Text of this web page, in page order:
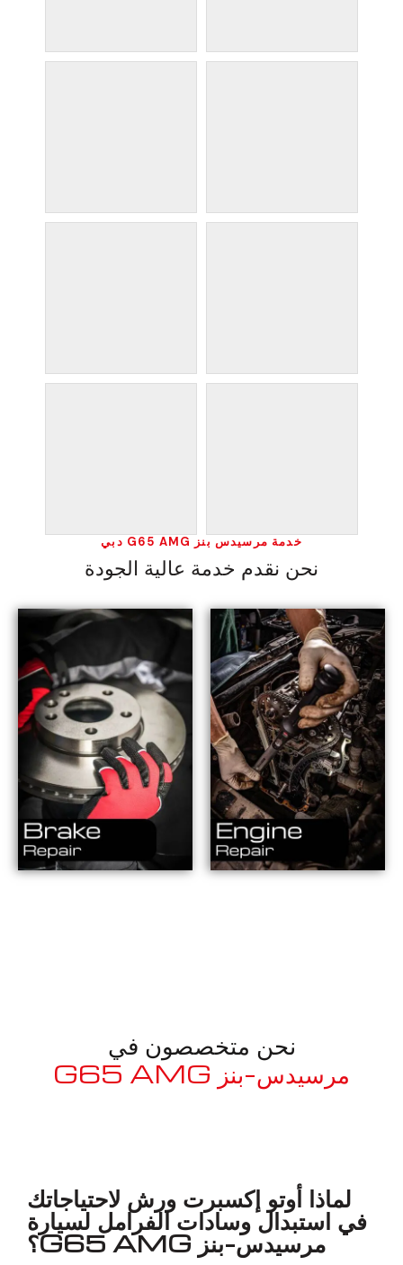
خدمة مرسيدس بنز G65 AMG دبي
نحن نقدم خدمة عالية الجودة
نحن متخصصون في
مرسيدس-بنز G65 AMG
لماذا أوتو إكسبرت ورش لاحتياجاتك
في استبدال وسادات الفرامل لسيارة
مرسيدس-بنز G65 AMG؟